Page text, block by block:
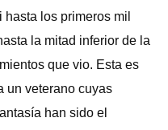
los primeros mil
la mitad inferior de la
que vio. Esta es
un veterano cuyas
han sido el